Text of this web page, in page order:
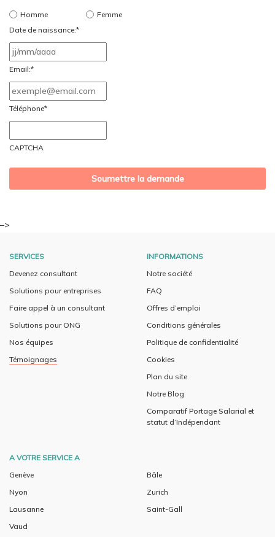
Homme
Femme
Date de naissance:*
slash
MM
Email:*
Téléphone*
CAPTCHA
–>
SERVICES
Devenez consultant
Solutions pour entreprises
Faire appel à un consultant
Solutions pour ONG
Nos équipes
Témoignages
INFORMATIONS
Notre société
FAQ
Offres d’emploi
Conditions générales
Politique de confidentialité
Cookies
Plan du site
Notre Blog
Comparatif Portage Salarial et
statut d’Indépendant
A VOTRE SERVICE A
Genève
Nyon
Lausanne
Vaud
Bâle
Zurich
Saint-Gall